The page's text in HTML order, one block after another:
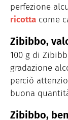
perfezione
ricotta come
Zibibbo,
100 g di
gradazione
perciò
buona
Zibibbo,